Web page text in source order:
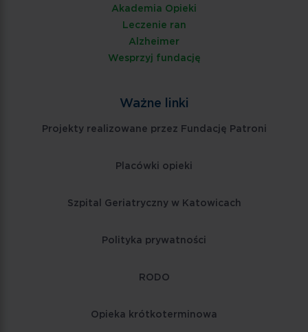
Akademia Opieki
Leczenie ran
Alzheimer
Wesprzyj fundację
Ważne linki
Projekty realizowane przez Fundację Patroni
Placówki opieki
Szpital Geriatryczny w Katowicach
Polityka prywatności
RODO
Opieka krótkoterminowa